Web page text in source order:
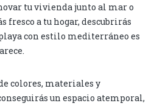
tu vivienda junto al mar o
fresco a tu hogar, descubrirás
con estilo mediterráneo es
colores, materiales y
un espacio atemporal,